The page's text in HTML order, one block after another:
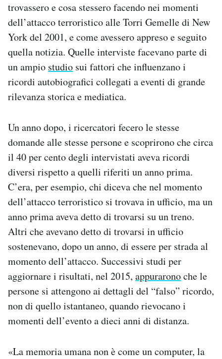
Area Personale
Newsletter
Notifiche mobile
Regala il Post
Hai bisogno di aiuto?
Esci
trovassero e cosa stessero facendo nei momenti
dell’attacco terroristico alle Torri Gemelle di New
York del 2001, e come avessero appreso e seguito
quella notizia. Quelle interviste facevano parte di
un ampio studio sui fattori che influenzano i
ricordi autobiografici collegati a eventi di grande
rilevanza storica e mediatica.
Un anno dopo, i ricercatori fecero le stesse
domande alle stesse persone e scoprirono che circa
il 40 per cento degli intervistati aveva ricordi
diversi rispetto a quelli riferiti un anno prima.
C’era, per esempio, chi diceva che nel momento
dell’attacco terroristico si trovava in ufficio, ma un
anno prima aveva detto di trovarsi su un treno.
Altri che avevano detto di trovarsi in ufficio
sostenevano, dopo un anno, di essere per strada al
momento dell’attacco. Successivi studi per
aggiornare i risultati, nel 2015, appuraronoche le
persone si attengono ai dettagli del “falso” ricordo,
non di quello istantaneo, quando rievocano i
momenti dell’evento a dieci anni di distanza.
«La memoria umana non è come un computer, la